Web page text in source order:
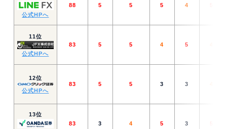
公式HPへ
88 5 5 5 4
11位
公式HPへ
83 5 5 4 5
12位
公式HPへ
83 5 5 3 3
13位
83 3 4 5 3